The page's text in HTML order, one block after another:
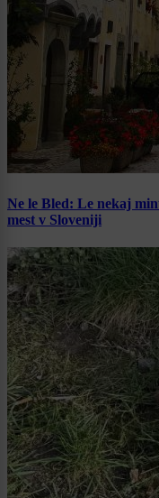
Ne le Bled: Le nekaj
mest v Sloveniji